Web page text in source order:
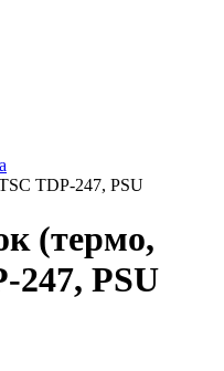
TDP-247, PSU
(термо,
247, PSU